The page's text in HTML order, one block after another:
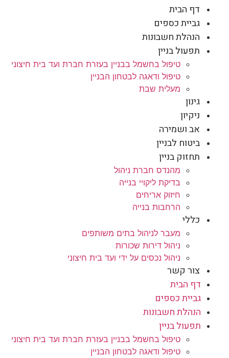
דף הבית
גביית כספים
הנהלת חשבונות
תפעול בניין
טיפול בחשמל בבניין בעזרת חברת ועד בית חיצוני
טיפול ודאגה לבטחון הבניין
מעלית שבת
גינון
ניקיון
אב ושמירה
ביטוח לבניין
תחזוק בניין
מהנדס חברת ניהול
בדיקת ליקויי בנייה
חיזוק אריחים
הרחבות בנייה
כללי
מעבר לניהול בתים משותפים
ניהול דירות שכורות
ניהול נכסים על ידי ועד בית חיצוני
צור קשר
דף הבית
גביית כספים
הנהלת חשבונות
תפעול בניין
טיפול בחשמל בבניין בעזרת חברת ועד בית חיצוני
טיפול ודאגה לבטחון הבניין